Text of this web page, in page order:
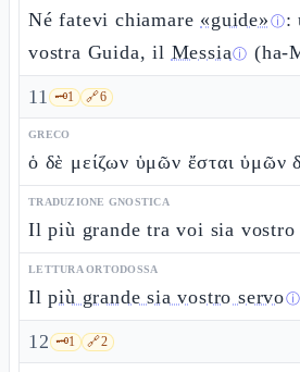
Né fatevi chiamare «guide» ⓘ:
vostra Guida, il Messiaⓘ (ha-
11 🗝️1 🔗6
GRECO
ὁ δὲ μείζων ὑμῶν ἔσται ὑμῶν
TRADUZIONE GNOSTICA
Il più grande tra voi sia vostro
LETTURA ORTODOSSA
Ilpiù grande sia vostro servoⓘ
12 🗝️1 🔗2